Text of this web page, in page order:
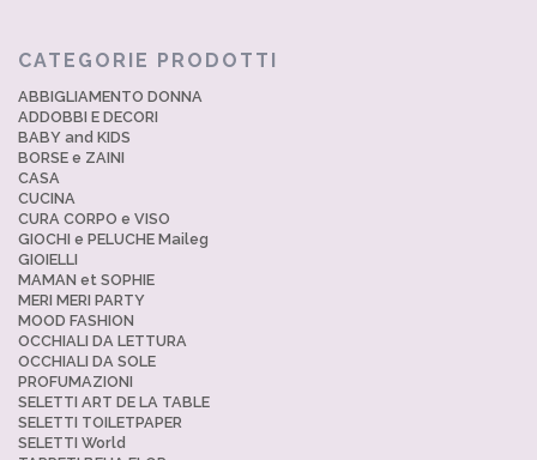
CATEGORIE PRODOTTI
ABBIGLIAMENTO DONNA
ADDOBBI E DECORI
BABY and KIDS
BORSE e ZAINI
CASA
CUCINA
CURA CORPO e VISO
GIOCHI e PELUCHE Maileg
GIOIELLI
MAMAN et SOPHIE
MERI MERI PARTY
MOOD FASHION
OCCHIALI DA LETTURA
OCCHIALI DA SOLE
PROFUMAZIONI
SELETTI ART DE LA TABLE
SELETTI TOILETPAPER
SELETTI World